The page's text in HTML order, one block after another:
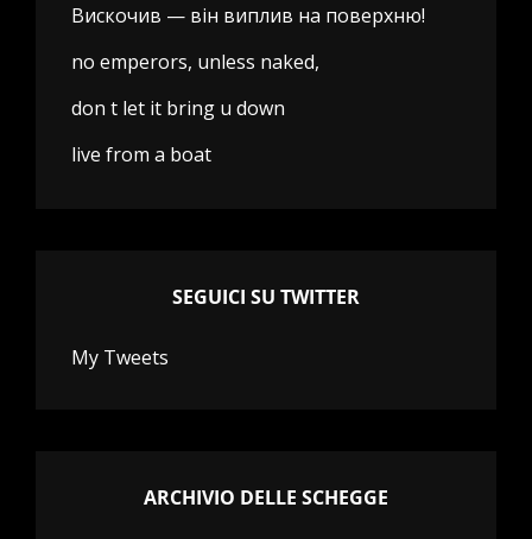
Вискочив — він виплив на поверхню!
no emperors, unless naked,
don t let it bring u down
live from a boat
SEGUICI SU TWITTER
My Tweets
ARCHIVIO DELLE SCHEGGE